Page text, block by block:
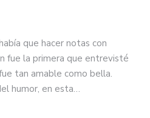
que hacer notas con
fue la primera que entrevisté
tan amable como bella.
humor, en esta…